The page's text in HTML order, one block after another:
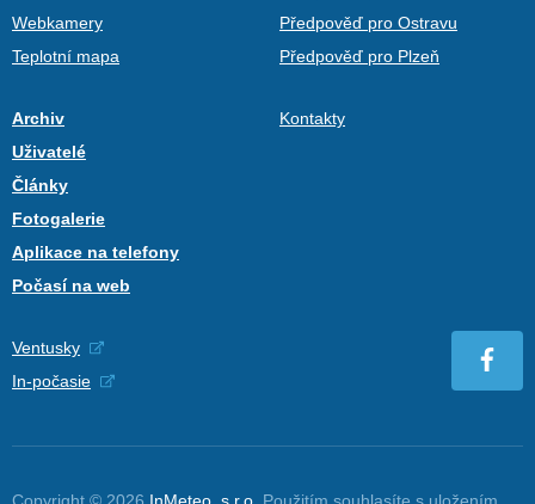
Webkamery
Teplotní mapa
Předpověď pro Ostravu
Předpověď pro Plzeň
Archiv
Uživatelé
Články
Fotogalerie
Aplikace na telefony
Počasí na web
Kontakty
Ventusky
In-počasie
Copyright © 2026 InMeteo, s.r.o. Použitím souhlasíte s uložením